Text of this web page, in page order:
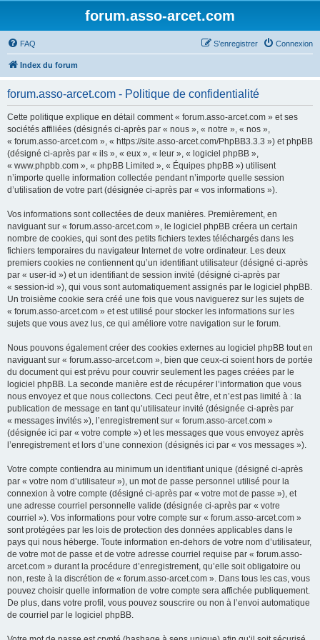
forum.asso-arcet.com
FAQ Connexion
S’enregistrer
Index du forum
forum.asso-arcet.com - Politique de confidentialité
Cette politique explique en détail comment « forum.asso-arcet.com » et ses
sociétés affiliées (désignés ci-après par « nous », « notre », « nos »,
« forum.asso-arcet.com », « https://site.asso-arcet.com/PhpBB3.3.3 ») et phpBB
(désigné ci-après par « ils », « eux », « leur », « logiciel phpBB »,
« www.phpbb.com », « phpBB Limited », « Équipes phpBB ») utilisent
n’importe quelle information collectée pendant n’importe quelle session
d’utilisation de votre part (désignée ci-après par « vos informations »).
Vos informations sont collectées de deux manières. Premièrement, en
naviguant sur « forum.asso-arcet.com », le logiciel phpBB créera un certain
nombre de cookies, qui sont des petits fichiers textes téléchargés dans les
fichiers temporaires du navigateur Internet de votre ordinateur. Les deux
premiers cookies ne contiennent qu’un identifiant utilisateur (désigné ci-après
par « user-id ») et un identifiant de session invité (désigné ci-après par
« session-id »), qui vous sont automatiquement assignés par le logiciel phpBB.
Un troisième cookie sera créé une fois que vous naviguerez sur les sujets de
« forum.asso-arcet.com » et est utilisé pour stocker les informations sur les
sujets que vous avez lus, ce qui améliore votre navigation sur le forum.
Nous pouvons également créer des cookies externes au logiciel phpBB tout en
naviguant sur « forum.asso-arcet.com », bien que ceux-ci soient hors de portée
du document qui est prévu pour couvrir seulement les pages créées par le
logiciel phpBB. La seconde manière est de récupérer l’information que vous
nous envoyez et que nous collectons. Ceci peut être, et n’est pas limité à : la
publication de message en tant qu’utilisateur invité (désignée ci-après par
« messages invités »), l’enregistrement sur « forum.asso-arcet.com »
(désignée ici par « votre compte ») et les messages que vous envoyez après
l’enregistrement et lors d’une connexion (désignés ici par « vos messages »).
Votre compte contiendra au minimum un identifiant unique (désigné ci-après
par « votre nom d’utilisateur »), un mot de passe personnel utilisé pour la
connexion à votre compte (désigné ci-après par « votre mot de passe »), et
une adresse courriel personnelle valide (désignée ci-après par « votre
courriel »). Vos informations pour votre compte sur « forum.asso-arcet.com »
sont protégées par les lois de protection des données applicables dans le
pays qui nous héberge. Toute information en-dehors de votre nom d’utilisateur,
de votre mot de passe et de votre adresse courriel requise par « forum.asso-
arcet.com » durant la procédure d’enregistrement, qu’elle soit obligatoire ou
non, reste à la discrétion de « forum.asso-arcet.com ». Dans tous les cas, vous
pouvez choisir quelle information de votre compte sera affichée publiquement.
De plus, dans votre profil, vous pouvez souscrire ou non à l’envoi automatique
de courriel par le logiciel phpBB.